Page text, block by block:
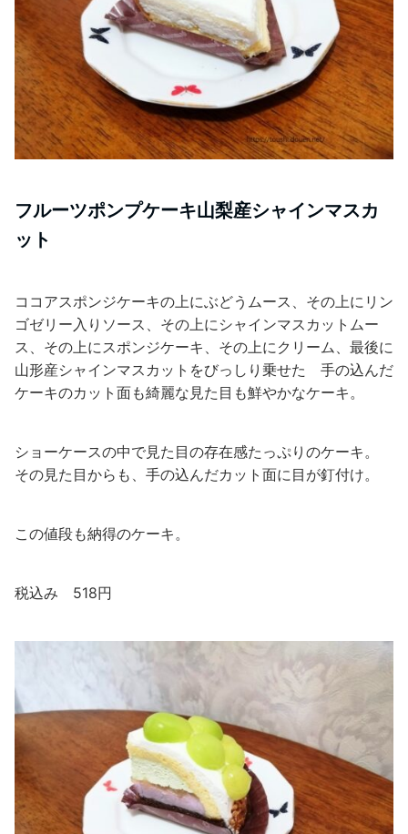
フルーツポンプケーキ山梨産シャインマスカ
ット
ココアスポンジケーキの上にぶどうムース、その上にリン
ゴゼリー入りソース、その上にシャインマスカットムー
ス、その上にスポンジケーキ、その上にクリーム、最後に
山形産シャインマスカットをびっしり乗せた 手の込んだ
ケーキのカット面も綺麗な見た目も鮮やかなケーキ。
ショーケースの中で見た目の存在感たっぷりのケーキ。
その見た目からも、手の込んだカット面に目が釘付け。
この値段も納得のケーキ。
税込み 518円